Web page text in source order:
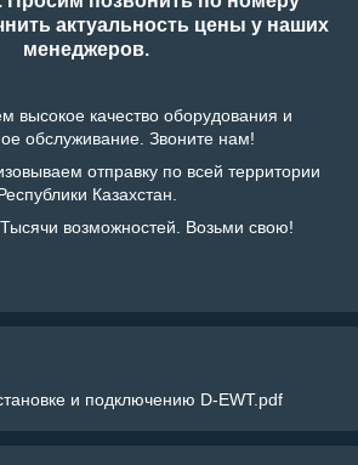
актуальность цены у наших
менеджеров.
высокое качество оборудования и
обслуживание. Звоните нам!
отправку по всей территории
Казахстан.
возможностей. Возьми свою!
и подключению D-EWT.pdf